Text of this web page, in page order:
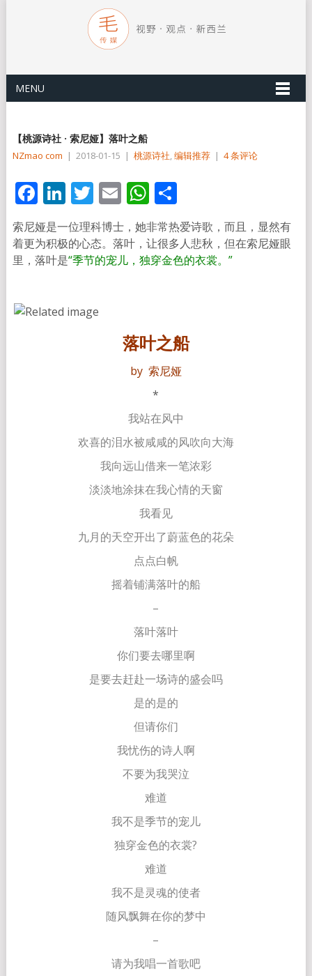
MENU
【桃源诗社 · 索尼娅】落叶之船
NZmao com | 2018-01-15 | 桃源诗社,编辑推荐 | 4 条评论
Facebook
LinkedIn
Twitter
EmailWhatsApp
分
享
索尼娅是一位理科博士，她非常热爱诗歌，而且，显然有
着更为积极的心态。落叶，让很多人悲秋，但在索尼娅眼
里，落叶是“季节的宠儿， 独穿金色的衣裳。”
落叶之船
by 索尼娅
*
我站在风中
欢喜的泪水被咸咸的风吹向大海
我向远山借来一笔浓彩
淡淡地涂抹在我心情的天窗
我看见
九月的天空开出了蔚蓝色的花朵
点点白帆
摇着铺满落叶的船
–
落叶落叶
你们要去哪里啊
是要去赶赴一场诗的盛会吗
是的是的
但请你们
我忧伤的诗人啊
不要为我哭泣
难道
我不是季节的宠儿
独穿金色的衣裳?
难道
我不是灵魂的使者
随风飘舞在你的梦中
–
请为我唱一首歌吧